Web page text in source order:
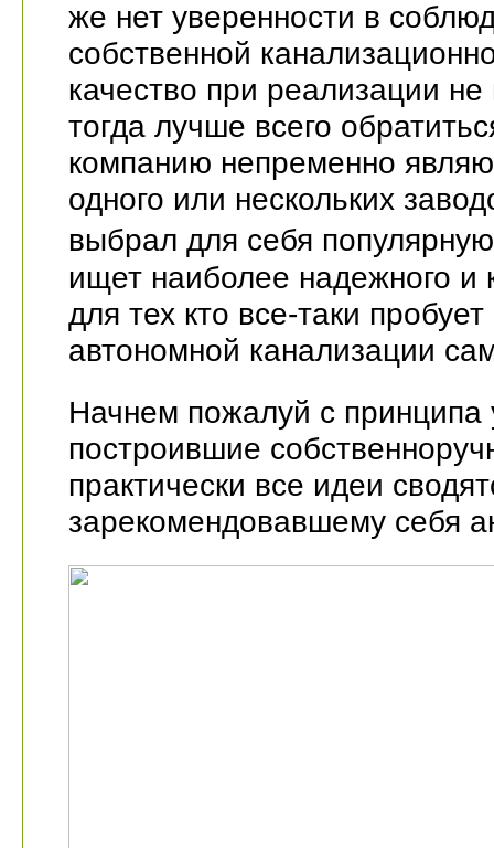
же нет уверенности в
собственной
качество при реализации
тогда лучше всего
компанию непременно
одного или нескольких
выбрал для себя
ищет наиболее надежного и
для тех кто все-таки
автономной канализации
Начнем пожалуй с принципа
построившие
практически все идеи
зарекомендовавшему себя